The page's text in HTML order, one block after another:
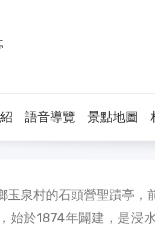
語音導覽 景點地圖
玉泉村的石頭營聖蹟亭，
始於1874年闢建，是浸